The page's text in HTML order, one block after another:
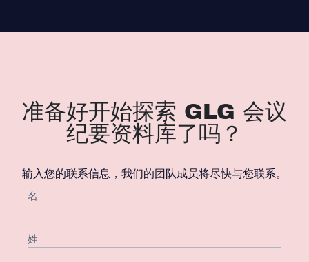
准备好开始探索 GLG 会议
纪要资料库了吗？
输入您的联系信息，我们的团队成员将尽快与您联系。